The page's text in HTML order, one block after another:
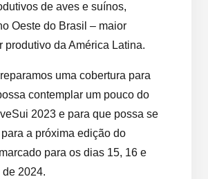
de aves e suínos,
Oeste do Brasil – maior
produtivo da América Latina.
uma cobertura para
contemplar um pouco do
2023 e para que possa se
a próxima edição do
para os dias 15, 16 e
2024.